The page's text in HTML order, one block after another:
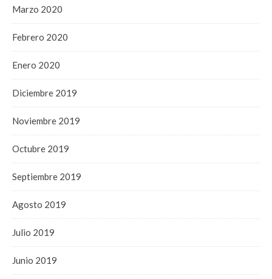
Marzo 2020
Febrero 2020
Enero 2020
Diciembre 2019
Noviembre 2019
Octubre 2019
Septiembre 2019
Agosto 2019
Julio 2019
Junio 2019